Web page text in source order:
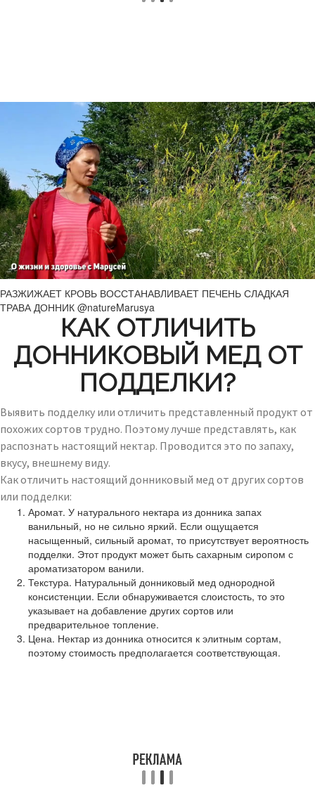
РАЗЖИЖАЕТ КРОВЬ ВОССТАНАВЛИВАЕТ ПЕЧЕНЬ СЛАДКАЯ
ТРАВА ДОННИК @natureMarusya​
КАК ОТЛИЧИТЬ
ДОННИКОВЫЙ МЕД ОТ
ПОДДЕЛКИ?
Выявить подделку или отличить представленный продукт от
похожих сортов трудно. Поэтому лучше представлять, как
распознать настоящий нектар. Проводится это по запаху,
вкусу, внешнему виду.
Как отличить настоящий донниковый мед от других сортов
или подделки:
Аромат. У натурального нектара из донника запах
ванильный, но не сильно яркий. Если ощущается
насыщенный, сильный аромат, то присутствует вероятность
подделки. Этот продукт может быть сахарным сиропом с
ароматизатором ванили.
Текстура. Натуральный донниковый мед однородной
консистенции. Если обнаруживается слоистость, то это
указывает на добавление других сортов или
предварительное топление.
Цена. Нектар из донника относится к элитным сортам,
поэтому стоимость предполагается соответствующая.